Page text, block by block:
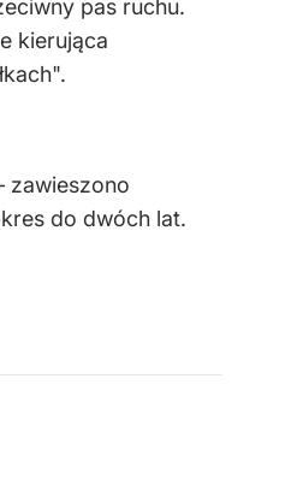
pas ruchu.
kierująca
zawieszono
do dwóch lat.